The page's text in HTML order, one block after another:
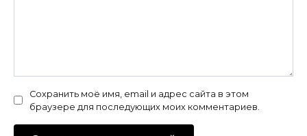
Сохранить моё имя, email и адрес сайта в этом
браузере для последующих моих комментариев.